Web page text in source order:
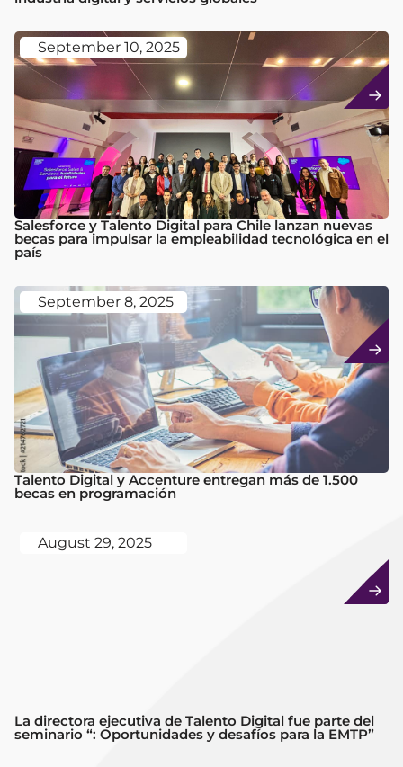
September 10, 2025
Salesforce y Talento Digital para Chile lanzan nuevas
becas para impulsar la empleabilidad tecnológica en el
país
September 8, 2025
Talento Digital y Accenture entregan más de 1.500
becas en programación
August 29, 2025
La directora ejecutiva de Talento Digital fue parte del
seminario “: Oportunidades y desafíos para la EMTP”